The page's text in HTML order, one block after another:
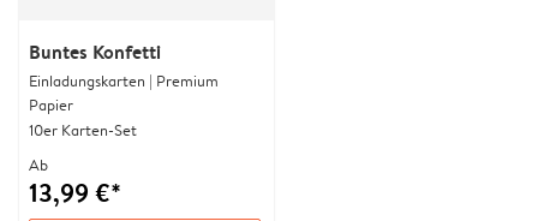
Buntes Konfetti
Einladungskarten | Premium
Papier
10er Karten-Set
Ab
13,99 €*